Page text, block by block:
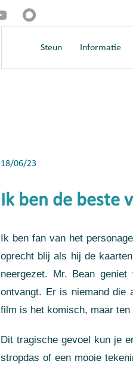
Steun Informatie
18/06/23
Ik ben de beste
Ik ben fan van het
oprecht blij als hij de
neergezet. Mr. Bean
ontvangt. Er is niemand die
film is het komisch, maar
Dit tragische gevoel kun je
stropdas of een mooie